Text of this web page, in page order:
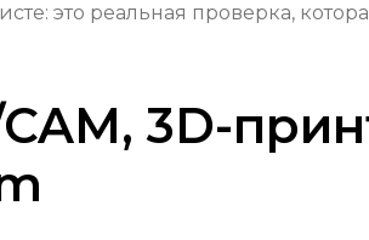
это реальная проверка,
3D-